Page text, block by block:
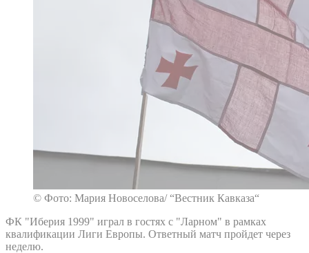
© Фото: Мария Новоселова/ “Вестник Кавказа“
ФК "Иберия 1999" играл в гостях с "Ларном" в рамках
квалификации Лиги Европы. Ответный матч пройдет через
неделю.